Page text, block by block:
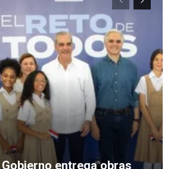
Gobierno entrega obras